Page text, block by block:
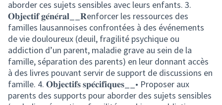
aborder ces sujets sensibles avec leurs enfants. 3.
𝐎𝐛𝐣𝐞𝐜𝐭𝐢𝐟 𝐠𝐞́𝐧𝐞́𝐫𝐚𝐥__𝐑enforcer les ressources des
familles lausannoises confrontées à des événements
de vie douloureux (deuil, fragilité psychique ou
addiction d’un parent, maladie grave au sein de la
famille, séparation des parents) en leur donnant accès
à des livres pouvant servir de support de discussions en
famille. 4. 𝐎𝐛𝐣𝐞𝐜𝐭𝐢𝐟𝐬 𝐬𝐩𝐞́𝐜𝐢𝐟𝐢𝐪𝐮𝐞𝐬__• Proposer aux
parents des supports pour aborder des sujets sensibles